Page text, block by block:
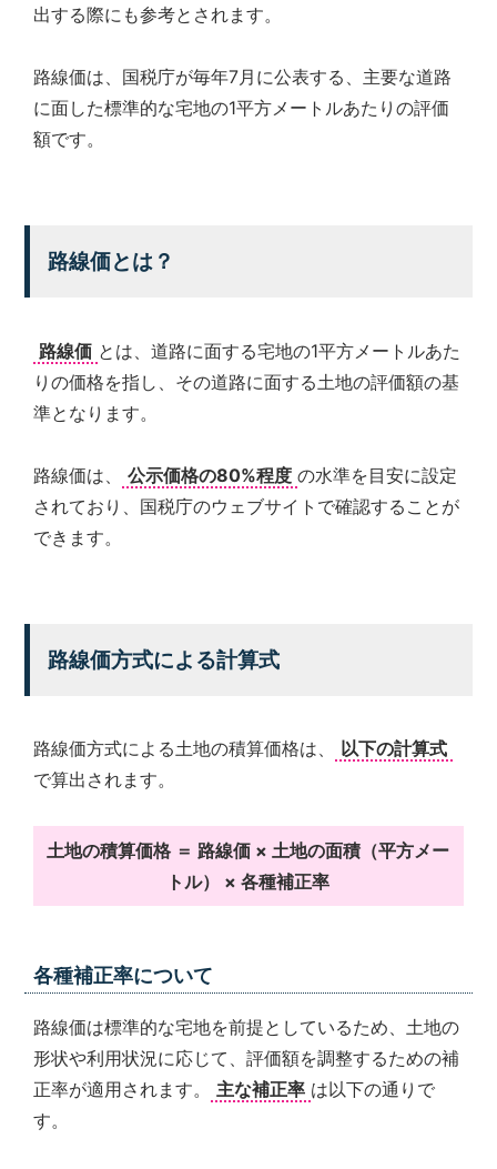
出する際にも参考とされます。
路線価は、国税庁が毎年7月に公表する、主要な道路
に面した標準的な宅地の1平方メートルあたりの評価
額です。
路線価とは？
路線価 とは、道路に面する宅地の1平方メートルあた
りの価格を指し、その道路に面する土地の評価額の基
準となります。
路線価は、 公示価格の80%程度 の水準を目安に設定
されており、国税庁のウェブサイトで確認することが
できます。
路線価方式による計算式
路線価方式による土地の積算価格は、
以下の計算式
で算出されます。
土地の積算価格 ＝ 路線価 × 土地の面積（平方メー
トル） × 各種補正率
各種補正率について
路線価は標準的な宅地を前提としているため、土地の
形状や利用状況に応じて、評価額を調整するための補
正率が適用されます。
主な補正率 は以下の通りで
す。